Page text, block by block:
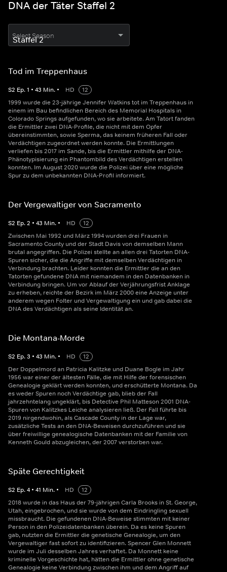
DNA der Täter Staffel 2
Select Season
Tod im Treppenhaus
S2 Ep.1 • 43 Min. • HD
12
1999 wurde die 23-jährige Jennifer Watkins tot im Treppenhaus in
einem im Bau befindlichen Bereich des Memorial Hospitals in
Colorado Springs aufgefunden, wo sie arbeitete. Am Tatort fanden
die Ermittler zwei DNA-Profile, die nicht mit dem Opfer
übereinstimmten, sowie Sperma, das keinem früheren Fall oder
Verdächtigen zugeordnet werden konnte. Die Ermittlungen
verliefen bis 2017 im Sande, bis die Ermittler mithilfe der DNA-
Phänotypisierung ein Phantombild des Verdächtigen erstellen
konnten. Im August 2020 wurde die Polizei über eine mögliche
Spur zu dem unbekannten DNA-Profil informiert.
Der Vergewaltiger von Sacramento
S2 Ep.2 • 43 Min. • HD
12
Zwischen Mai 1992 und März 1994 wurden drei Frauen in
Sacramento County und der Stadt Davis von demselben Mann
brutal angegriffen. Die Polizei stellte an allen drei Tatorten DNA-
Spuren sicher, die die Angriffe mit demselben Verdächtigen in
Verbindung brachten. Leider konnten die Ermittler die an den
Tatorten gefundene DNA mit niemandem in den Datenbanken in
Verbindung bringen. Um vor Ablauf der Verjährungsfrist Anklage
zu erheben, reichte der Bezirk im März 2000 eine Anzeige unter
anderem wegen Folter und Vergewaltigung ein und gab dabei die
DNA des Verdächtigen als seine Identität an.
Die Montana-Morde
S2 Ep.3 • 43 Min. • HD
12
Der Doppelmord an Patricia Kalitzke und Duane Bogle im Jahr
1956 war einer der ältesten Fälle, die mit Hilfe der forensischen
Genealogie geklärt werden konnten, und erschütterte Montana. Da
es weder Spuren noch Verdächtige gab, blieb der Fall
jahrzehntelang ungeklärt, bis Detective Phil Matteson 2001 DNA-
Spuren von Kalitzkes Leiche analysieren ließ. Der Fall führte bis
2019 nirgendwohin, als Cascade County in der Lage war,
zusätzliche Tests an den DNA-Beweisen durchzuführen und sie
über freiwillige genealogische Datenbanken mit der Familie von
Kenneth Gould abzugleichen, der 2007 verstorben war.
Späte Gerechtigkeit
S2 Ep.4 • 41 Min. • HD
12
2018 wurde in das Haus der 79-jährigen Carla Brooks in St. George,
Utah, eingebrochen, und sie wurde von dem Eindringling sexuell
missbraucht. Die gefundenen DNA-Beweise stimmten mit keiner
Person in den Polizeidatenbanken überein. Da es keine Spuren
gab, nutzten die Ermittler die genetische Genealogie, um den
Vergewaltiger fast sofort zu identifizieren. Spencer Glen Monnett
wurde im Juli desselben Jahres verhaftet. Da Monnett keine
kriminelle Vorgeschichte hat, hätten die Ermittler ohne genetische
Genealogie keine Verbindung zwischen ihm und dem Angriff auf